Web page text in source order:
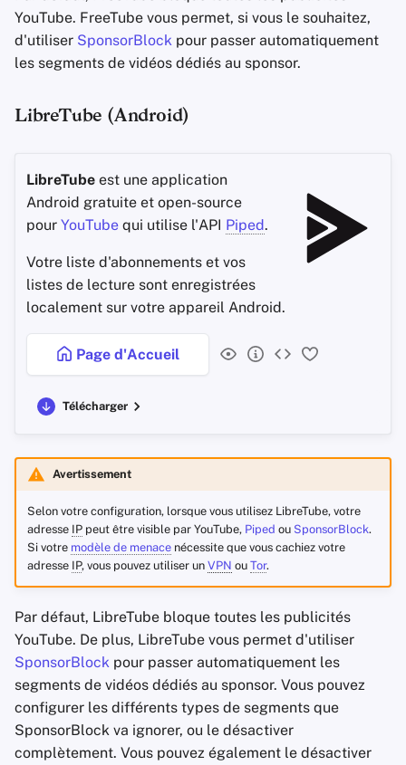
YouTube. FreeTube vous permet, si vous le souhaitez,
d'utiliser SponsorBlock pour passer automatiquement
les segments de vidéos dédiés au sponsor.
LibreTube (Android)
LibreTube est une application
Android gratuite et open-source
pour YouTube qui utilise l'API Piped.
Votre liste d'abonnements et vos
listes de lecture sont enregistrées
localement sur votre appareil Android.
Page d'Accueil
Télécharger
Avertissement
Selon votre configuration, lorsque vous utilisez LibreTube, votre
adresse IPpeut être visible par YouTube, Piped ou SponsorBlock.
Si votre modèle de menacenécessite que vous cachiez votre
adresse IP, vous pouvez utiliser un VPN ou Tor.
Par défaut, LibreTube bloque toutes les publicités
YouTube. De plus, LibreTube vous permet d'utiliser
SponsorBlock pour passer automatiquement les
segments de vidéos dédiés au sponsor. Vous pouvez
configurer les différents types de segments que
SponsorBlock va ignorer, ou le désactiver
complètement. Vous pouvez également le désactiver